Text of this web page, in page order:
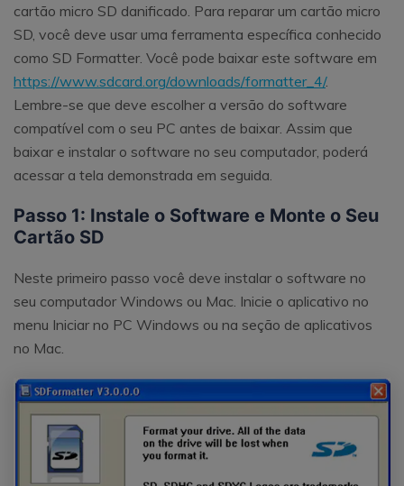
cartão micro SD danificado. Para reparar um cartão micro
SD, você deve usar uma ferramenta específica conhecido
como SD Formatter. Você pode baixar este software em
https://www.sdcard.org/downloads/formatter_4/.
Lembre-se que deve escolher a versão do software
compatível com o seu PC antes de baixar. Assim que
baixar e instalar o software no seu computador, poderá
acessar a tela demonstrada em seguida.
Passo 1: Instale o Software e Monte o Seu
Cartão SD
Neste primeiro passo você deve instalar o software no
seu computador Windows ou Mac. Inicie o aplicativo no
menu Iniciar no PC Windows ou na seção de aplicativos
no Mac.